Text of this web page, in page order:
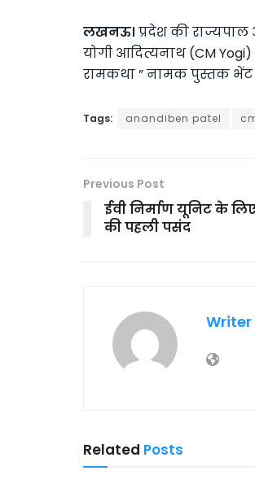
लखनऊ। प्रदेश की
योगी आदित्यनाथ (CM
रामकथा ” नामक पुस्तक भेंट
Tags: anandiben patel
Previous Post
ईवी निर्माण यूनिट के लिए
की पहली पसंद
Writer
Related Posts